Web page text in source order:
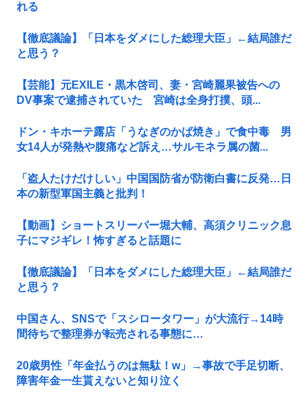
れる
【徹底議論】「日本をダメにした総理大臣」←結局誰だ
と思う？
【芸能】元EXILE・黒木啓司、妻・宮崎麗果被告への
DV事案で逮捕されていた 宮崎は全身打撲、頭...
ドン・キホーテ露店「うなぎのかば焼き」で食中毒 男
女14人が発熱や腹痛など訴え…サルモネラ属の菌...
「盗人たけだけしい」中国国防省が防衛白書に反発…日
本の新型軍国主義と批判！
【動画】ショートスリーパー堀大輔、高須クリニック息
子にマジギレ！怖すぎると話題に
【徹底議論】「日本をダメにした総理大臣」←結局誰だ
と思う？
中国さん、SNSで「スシロータワー」が大流行→14時
間待ちで整理券が転売される事態に…
20歳男性「年金払うのは無駄！w」→事故で手足切断、
障害年金一生貰えないと知り泣く